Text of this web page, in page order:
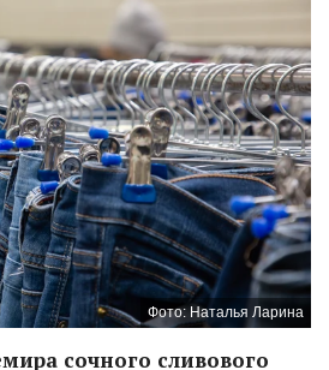
Фото: Наталья Ларина
сочного сливового